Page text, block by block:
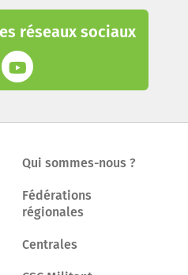
réseaux sociaux
Qui sommes-nous ?
Fédérations
régionales
Centrales